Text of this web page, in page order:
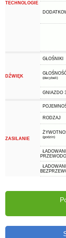
TECHNOLOGIE
DŹWIĘK
GŁOŚNIKI
(decybeli)
GNIAZDO
ZASILANIE
RODZAJ
(godzin)